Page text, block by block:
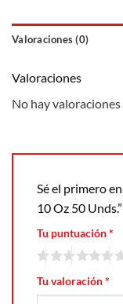
Valoraciones (0)
Valoraciones
No hay valoraciones
Sé el primero
10 Oz 50 Unds.”
Tu puntuación*
Tu valoración*